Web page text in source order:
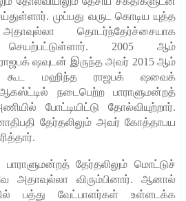
முப்பது வருட கொடிய யுத்த
தொடர்ந்தேர்ச்சையாக
செயற்பட்டுள்ளார். 2005 ஆம்
ஷவுடன் இருந்த அவர் 2015 ஆம்
கூட மஹிந்த ராஜபக் ஷவைக்
நடைபெற்ற பாராளுமன்றத்
போட்டியிட்டு தோல்வியுற்றார்.
தேர்தலிலும் அவர் கோத்தாபய
தேர்தலிலும் மொட்டுச்
அதாவுல்லா விரும்பினார். ஆனால்
பத்து வேட்பாளர்கள் உள்ளடக்க